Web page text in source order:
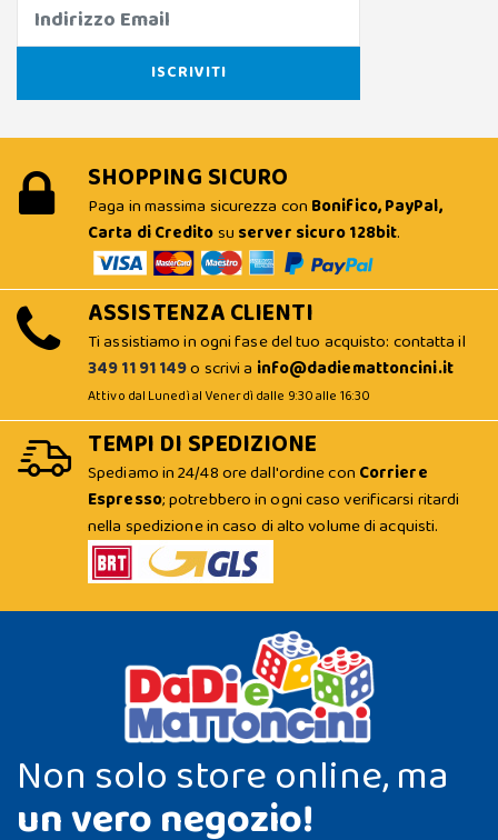
SHOPPING SICURO
Paga in massima sicurezza con Bonifico, PayPal,
Carta di Creditosu server sicuro 128bit.
ASSISTENZA CLIENTI
Ti assistiamo in ogni fase del tuo acquisto: contatta il
349 11 91 149o scrivi a info@dadiemattoncini.it
Attivo dal Lunedì al Venerdì dalle 9:30 alle 16:30
TEMPI DI SPEDIZIONE
Spediamo in 24/48 ore dall'ordine con Corriere
Espresso; potrebbero in ogni caso verificarsi ritardi
nella spedizione in caso di alto volume di acquisti.
Non solo store online, ma
un vero negozio!